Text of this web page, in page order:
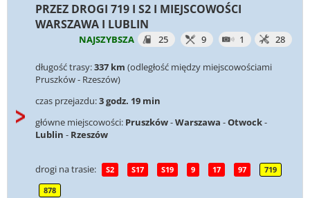
PRZEZ DROGI 719 I S2 I MIEJSCOWOŚCI
WARSZAWA I LUBLIN
NAJSZYBSZA 25 9 1 28
długość trasy:337 km (odległość między miejscowościami
Pruszków - Rzeszów)
czas przejazdu:3 godz. 19 min
główne miejscowości: Pruszków-Warszawa -Otwock-
Lublin - Rzeszów
drogi na trasie: S2 S17 S19 9 17 97 719
878